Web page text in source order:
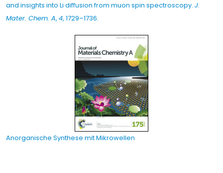
and insights into Li diffusion from muon spin spectroscopy. J.
Mater. Chem. A, 4, 1729–1736.
Anorganische Synthese mit Mikrowellen